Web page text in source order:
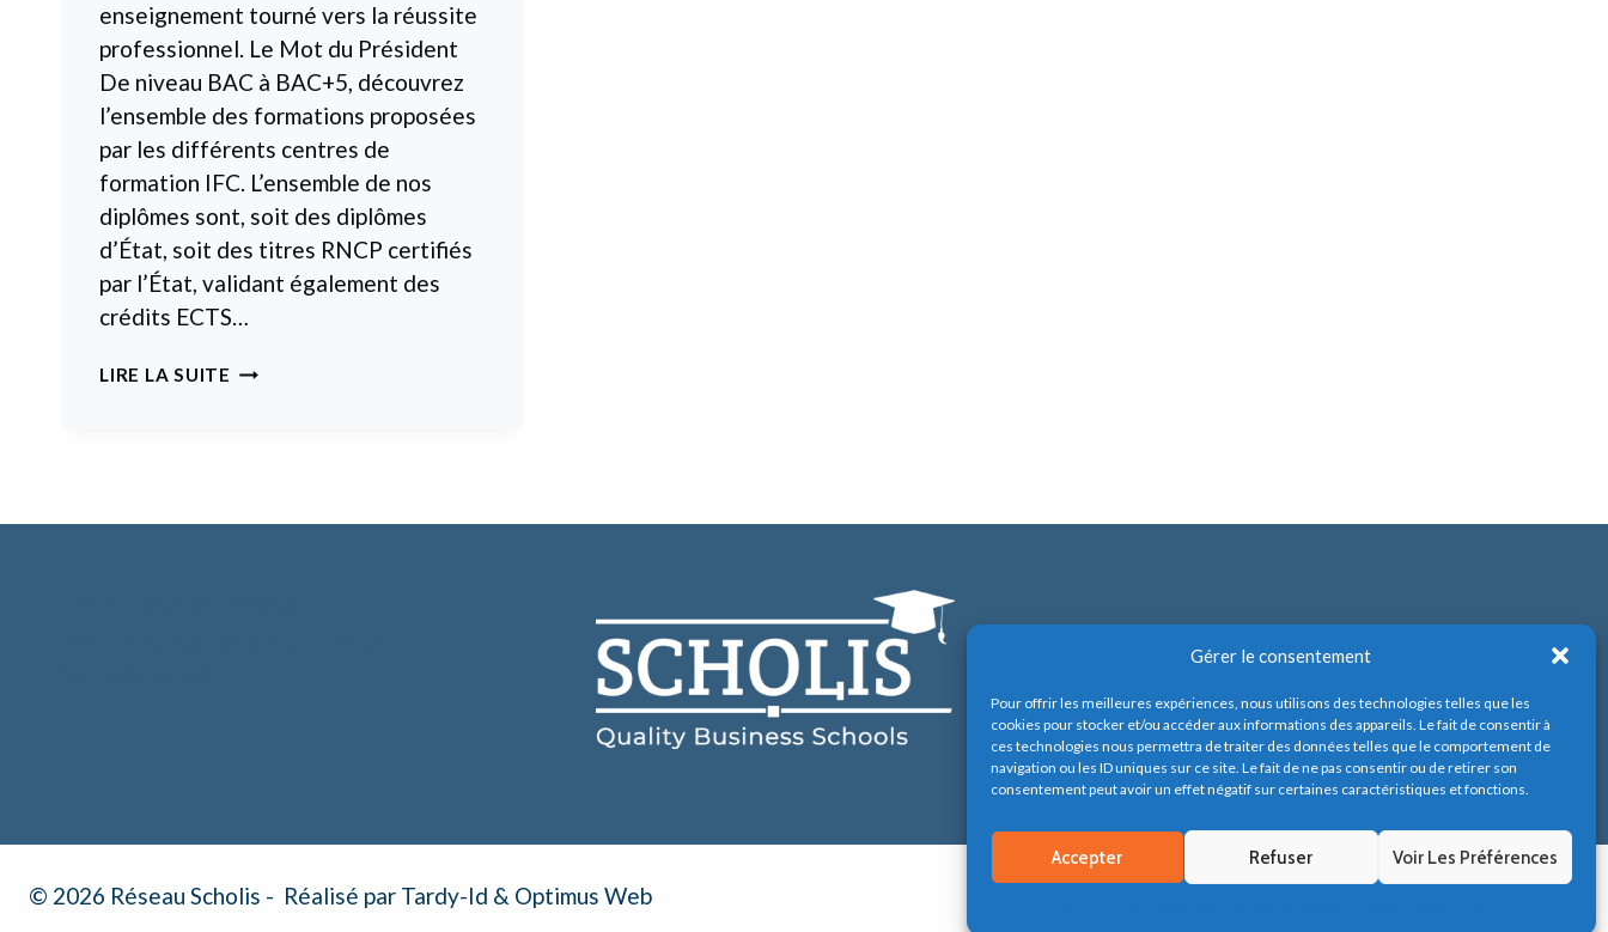
Gérer le consentement
Pour offrir les meilleures expériences, nous utilisons des technologies telles que les
cookies pour stocker et/ou accéder aux informations des appareils. Le fait de consentir à
ces technologies nous permettra de traiter des données telles que le comportement de
navigation ou les ID uniques sur ce site. Le fait de ne pas consentir ou de retirer son
consentement peut avoir un effet négatif sur certaines caractéristiques et fonctions.
Accepter Refuser Voir Les Préférences
enseignement tourné vers la réussite
professionnel. Le Mot du Président
De niveau BAC à BAC+5, découvrez
l’ensemble des formations proposées
par les différents centres de
formation IFC. L’ensemble de nos
diplômes sont, soit des diplômes
d’État, soit des titres RNCP certifiés
par l’État, validant également des
crédits ECTS…
LIRE LA SUITE IFC
© 2026 Réseau Scholis - Réalisé par Tardy-Id & Optimus Web